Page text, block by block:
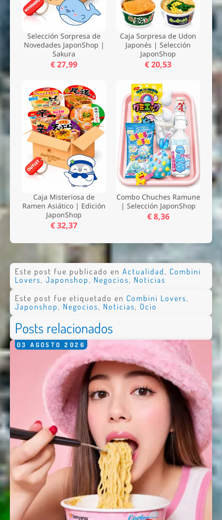
Selección Sorpresa de
Novedades JaponShop |
Sakura
€ 27,99
Caja Sorpresa de Udon
Japonés | Selección
JaponShop
€ 20,53
Caja Misteriosa de
Ramen Asiático | Edición
JaponShop
€ 32,37
Combo Chuches Ramune
| Selección JaponShop
€ 8,36
Este post fue publicado en Actualidad, Combini
Lovers, Japonshop, Negocios, Noticias
Este post fue etiquetado en Combini Lovers,
Japonshop , Negocios, Noticias, Ocio
Posts relacionados
03 AGOSTO 2026